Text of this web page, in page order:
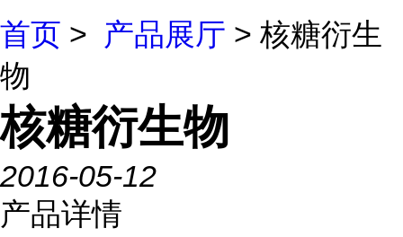
首页 > 产品展厅 > 核糖衍生
物
核糖衍生物
2016-05-12
产品详情